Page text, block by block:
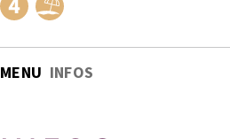
MENU INFOS